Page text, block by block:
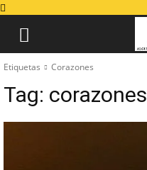
Etiquetas Corazones
Tag: corazones